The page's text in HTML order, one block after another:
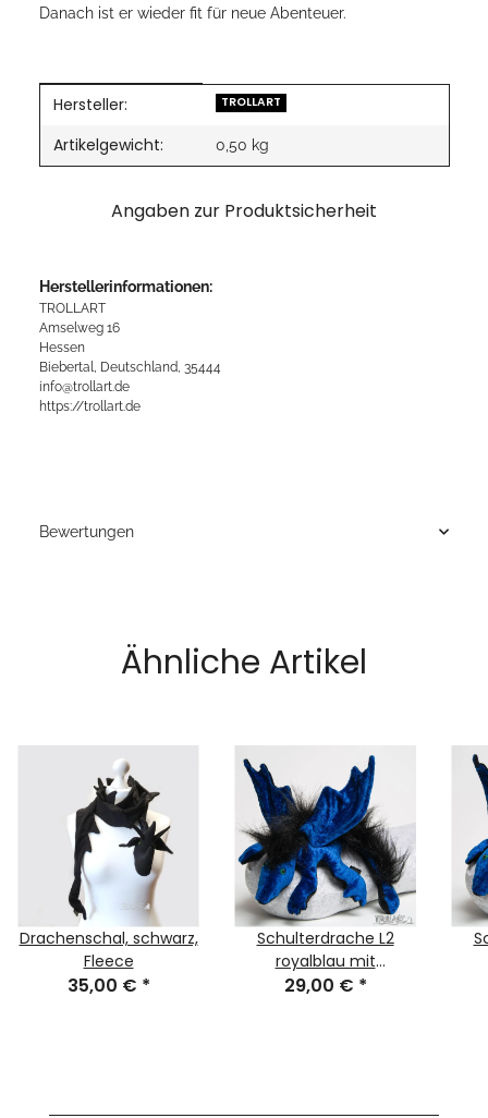
Danach ist er wieder fit für neue Abenteuer.
Produkteigenschaft
Wert
Hersteller: TROLLART
Artikelgewicht: 0,50 kg
Angaben zur Produktsicherheit
Herstellerinformationen:
TROLLART
Amselweg 16
Hessen
Biebertal, Deutschland, 35444
info@trollart.de
https://trollart.de
Bewertungen
Ähnliche Artikel
Drachenschal, schwarz,
Fleece
35,00 € *
Schulterdrache L2
royalblau mit
Plüschkamm
29,00 € *